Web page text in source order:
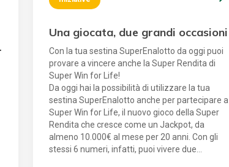
Una giocata, due grandi occasioni
Con la tua sestina SuperEnalotto da oggi puoi
provare a vincere anche la Super Rendita di
Super Win for Life!
Da oggi hai la possibilità di utilizzare la tua
sestina SuperEnalotto anche per partecipare a
Super Win for Life, il nuovo gioco della Super
Rendita che cresce come un Jackpot, da
almeno 10.000€ al mese per 20 anni. Con gli
stessi 6 numeri, infatti, puoi vivere due